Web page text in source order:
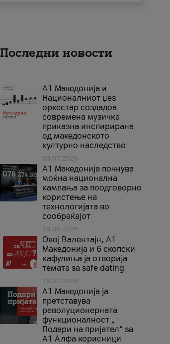
Последни новости
А1 Македонија и
Националниот џез
оркестар создадоа
современа музичка
приказна инспирирана
од македонското
културно наследство
03.07.2026
A1 Македонија почнува
моќна национална
кампања за поодговорно
користење на
технологијата во
сообраќајот
18.05.2026
Овој Валентајн, A1
Македонија и 6 скопски
кафулиња ја отворија
темата за safe dating
16.02.2026
А1 Македонија ја
претставува
револуционерната
функционалност „
Подари на пријател“ за
А1 Алфа корисници